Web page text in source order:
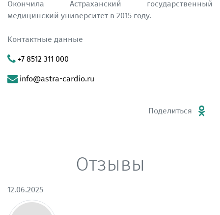
Окончила Астраханский государственный
медицинский университет в 2015 году.
Контактные данные
+7 8512 311 000
info@astra-cardio.ru
Поделиться
Отзывы
12.06.2025